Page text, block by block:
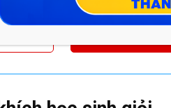
Áp dụng cho PHHS đăng ký trong tháng